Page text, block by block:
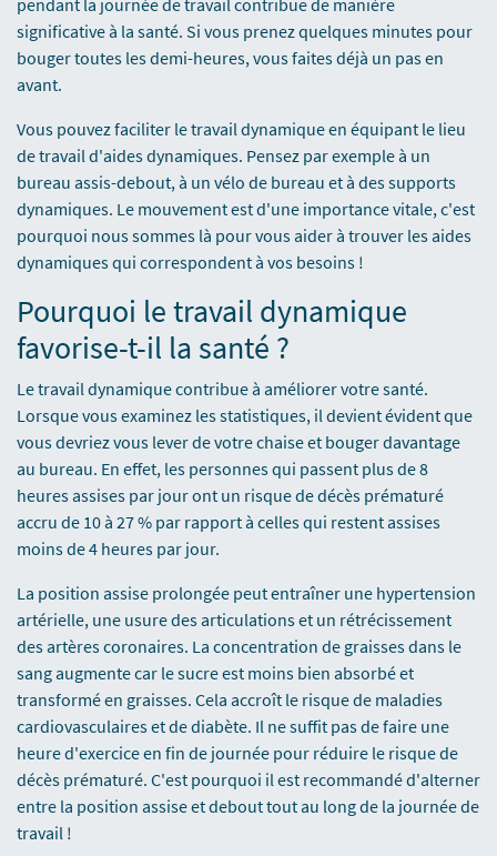
significative à la santé. Si vous prenez quelques minutes pour
bouger toutes les demi-heures, vous faites déjà un pas en
avant.
Vous pouvez faciliter le travail dynamique en équipant le lieu
de travail d'aides dynamiques. Pensez par exemple à un
bureau assis-debout, à un vélo de bureau et à des supports
dynamiques. Le mouvement est d'une importance vitale, c'est
pourquoi nous sommes là pour vous aider à trouver les aides
dynamiques qui correspondent à vos besoins !
Pourquoi le travail dynamique
favorise-t-il la santé ?
Le travail dynamique contribue à améliorer votre santé.
Lorsque vous examinez les statistiques, il devient évident que
vous devriez vous lever de votre chaise et bouger davantage
au bureau. En effet, les personnes qui passent plus de 8
heures assises par jour ont un risque de décès prématuré
accru de 10 à 27 % par rapport à celles qui restent assises
moins de 4 heures par jour.
La position assise prolongée peut entraîner une hypertension
artérielle, une usure des articulations et un rétrécissement
des artères coronaires. La concentration de graisses dans le
sang augmente car le sucre est moins bien absorbé et
transformé en graisses. Cela accroît le risque de maladies
cardiovasculaires et de diabète. Il ne suffit pas de faire une
heure d'exercice en fin de journée pour réduire le risque de
décès prématuré. C'est pourquoi il est recommandé d'alterner
entre la position assise et debout tout au long de la journée de
travail !